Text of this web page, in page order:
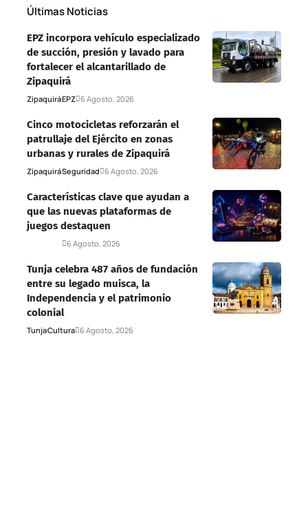
Últimas Noticias
EPZ incorpora vehículo especializado
de succión, presión y lavado para
fortalecer el alcantarillado de
Zipaquirá
ZipaquiráEPZ 6 Agosto, 2026
Cinco motocicletas reforzarán el
patrullaje del Ejército en zonas
urbanas y rurales de Zipaquirá
ZipaquiráSeguridad 6 Agosto, 2026
Características clave que ayudan a
que las nuevas plataformas de
juegos destaquen
6 Agosto, 2026
Tunja celebra 487 años de fundación
entre su legado muisca, la
Independencia y el patrimonio
colonial
TunjaCultura 6 Agosto, 2026